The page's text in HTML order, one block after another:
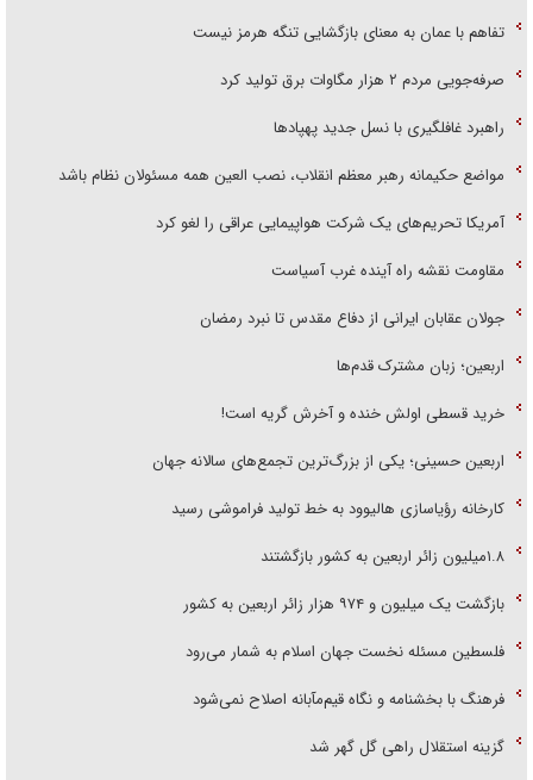
تفاهم با عمان به معنای بازگشایی تنگه هرمز نیست
صرفه‌جویی مردم ۲ هزار مگاوات برق تولید کرد
راهبرد غافلگیری با نسل جدید پهپاد‌ها
مواضع حکیمانه رهبر معظم انقلاب، نصب العین همه مسئولان نظام باشد
آمریکا تحریم‌های یک شرکت هواپیمایی عراقی را لغو کرد
مقاومت نقشه راه آینده غرب آسیاست
جولان عقابان ایرانی از دفاع مقدس تا نبرد رمضان
اربعین؛ زبان مشترک قدم‌ها
خرید قسطی اولش خنده و آخرش گریه است!
اربعین حسینی؛ یکی از بزرگ‌ترین تجمع‌های سالانه جهان
کارخانه رؤیاسازی هالیوود به خط تولید فراموشی رسید
۱.۸میلیون زائر اربعین به کشور بازگشتند
بازگشت یک میلیون و ۹۷۴ هزار زائر اربعین به کشور
فلسطین مسئله نخست جهان اسلام به شمار می‌رود
فرهنگ با بخشنامه و نگاه قیم‌مآبانه اصلاح نمی‌شود
گزینه استقلال راهی گل گهر شد